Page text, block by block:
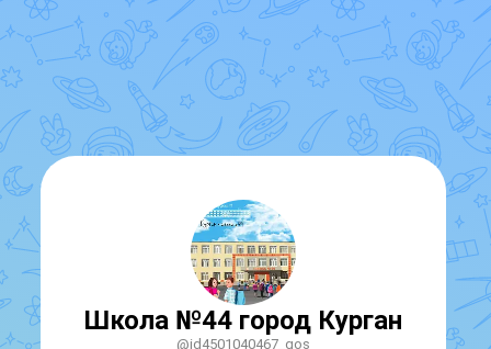
Школа №44 город Курган
@id4501040467_gos